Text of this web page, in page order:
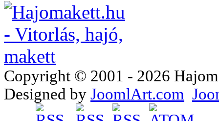
Copyright © 2001 - 2026
Designed by JoomlArt.com